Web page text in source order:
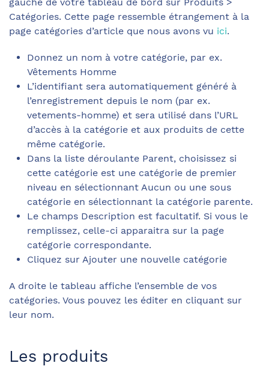
Catégories. Cette page ressemble étrangement à la
page catégories d’article que nous avons vu ici.
Donnez un nom à votre catégorie, par ex.
Vêtements Homme
L’identifiant sera automatiquement généré à
l’enregistrement depuis le nom (par ex.
vetements-homme) et sera utilisé dans l’URL
d’accès à la catégorie et aux produits de cette
même catégorie.
Dans la liste déroulante Parent, choisissez si
cette catégorie est une catégorie de premier
niveau en sélectionnant Aucun ou une sous
catégorie en sélectionnant la catégorie parente.
Le champs Description est facultatif. Si vous le
remplissez, celle-ci apparaitra sur la page
catégorie correspondante.
Cliquez sur Ajouter une nouvelle catégorie
A droite le tableau affiche l’ensemble de vos
catégories. Vous pouvez les éditer en cliquant sur
leur nom.
Les produits